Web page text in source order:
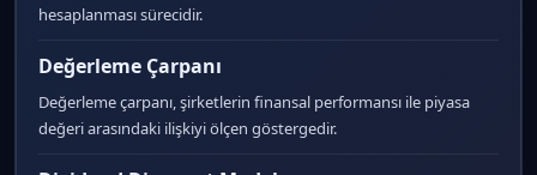
hesaplanması sürecidir.
Değerleme Çarpanı
Değerleme çarpanı, şirketlerin finansal performansı ile piyasa
değeri arasındaki ilişkiyi ölçen göstergedir.